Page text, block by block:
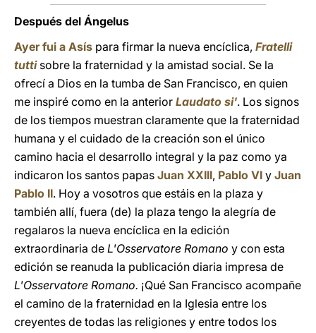
Después del Ángelus
Ayer fui a Asís para firmar la nueva encíclica, Fratelli
tutti sobre la fraternidad y la amistad social. Se la
ofrecí a Dios en la tumba de San Francisco, en quien
me inspiré como en la anterior Laudato si'. Los signos
de los tiempos muestran claramente que la fraternidad
humana y el cuidado de la creación son el único
camino hacia el desarrollo integral y la paz como ya
indicaron los santos papas Juan XXIII, Pablo VI y Juan
Pablo II. Hoy a vosotros que estáis en la plaza y
también allí, fuera (de) la plaza tengo la alegría de
regalaros la nueva encíclica en la edición
extraordinaria de L'Osservatore Romano y con esta
edición se reanuda la publicación diaria impresa de
L'Osservatore Romano. ¡Qué San Francisco acompañe
el camino de la fraternidad en la Iglesia entre los
creyentes de todas las religiones y entre todos los